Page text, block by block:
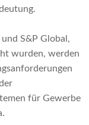
S&P Global,
wurden, werden
für Gewerbe